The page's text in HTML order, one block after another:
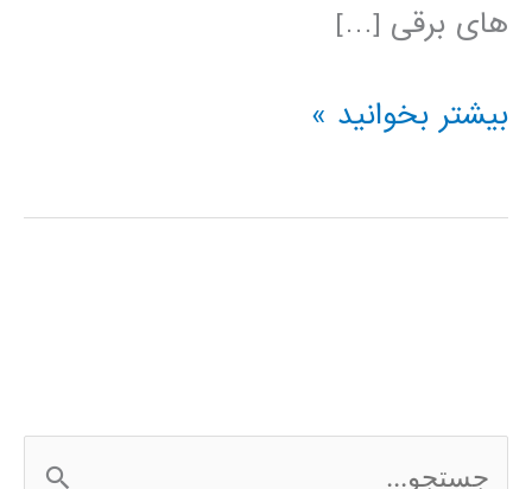
های برقی […]
آموزش
افزار
بیشتر بخوانید »